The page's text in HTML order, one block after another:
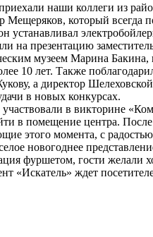
наши коллеги из
который всегда
устанавливал
на презентацию
музеем Марина Бакина,
10 лет. Также
а директор
в новых конкурсах.
участвовали в викторине
в помещение центра.
этого момента, с
новогоднее
фуршетом, гости желали
«Искатель» ждет